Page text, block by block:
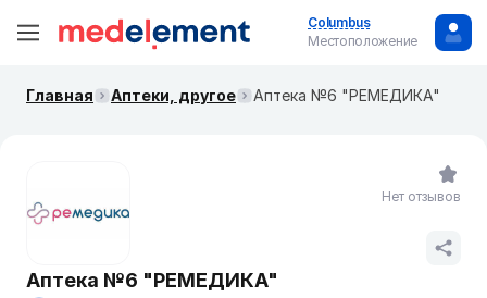
Columbus
Местоположение
Главная Аптеки, другое Аптека №6 "РЕМЕДИКА"
Аптека №6 "РЕМЕДИКА"
Нет отзывов